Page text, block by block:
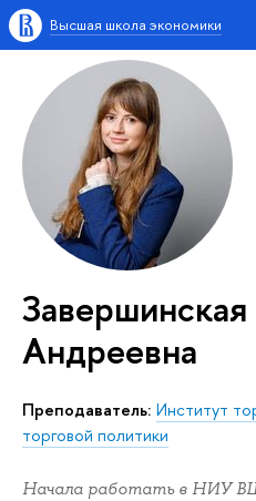
Высшая школа экономики
Андреевна
преподаватель: Институт
торговой политики
Начала работать в НИУ